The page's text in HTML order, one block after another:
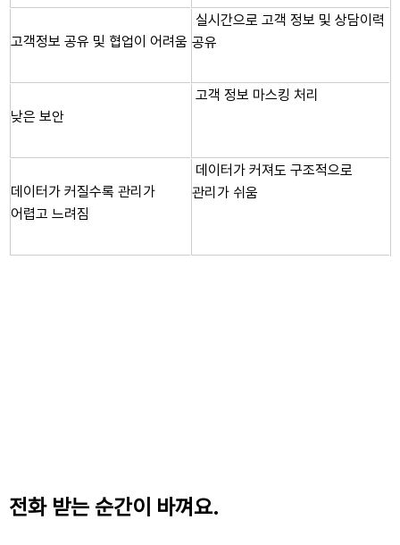
고객정보 공유 및 협업이 어려움
실시간으로 고객 정보 및 상담이력
공유
낮은 보안
고객 정보 마스킹 처리
데이터가 커질수록 관리가
어렵고 느려짐
데이터가 커져도 구조적으로
관리가 쉬움
전화 받는 순간이 바껴요.